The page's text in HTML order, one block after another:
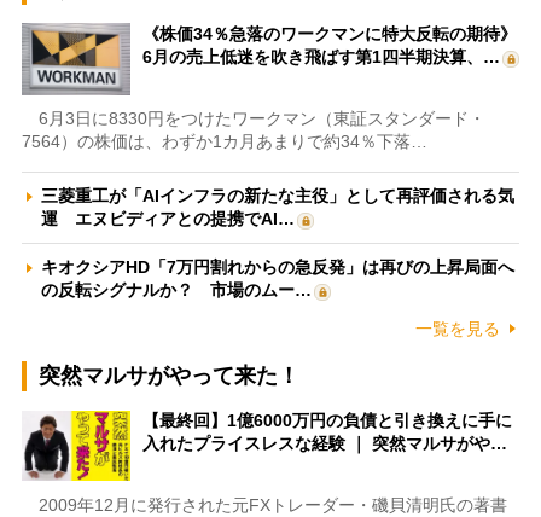
《株価34％急落のワークマンに特大反転の期待》
6月の売上低迷を吹き飛ばす第1四半期決算、…
6月3日に8330円をつけたワークマン（東証スタンダード・
7564）の株価は、わずか1カ月あまりで約34％下落…
三菱重工が「AIインフラの新たな主役」として再評価される気
運 エヌビディアとの提携でAI…
キオクシアHD「7万円割れからの急反発」は再びの上昇局面へ
の反転シグナルか？ 市場のムー…
一覧を見る
突然マルサがやって来た！
【最終回】1億6000万円の負債と引き換えに手に
入れたプライスレスな経験 ｜ 突然マルサがや…
2009年12月に発行された元FXトレーダー・磯貝清明氏の著書